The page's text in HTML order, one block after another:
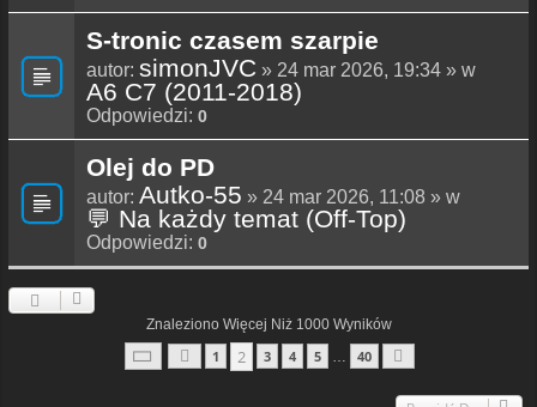
S-tronic czasem szarpie
autor: simonJVC » 24 mar 2026, 19:34 » w
A6 C7 (2011-2018)
Odpowiedzi: 0
Olej do PD
autor: Autko-55 » 24 mar 2026, 11:08 » w
💬 Na każdy temat (Off-Top)
Odpowiedzi: 0
Znaleziono Więcej Niż 1000 Wyników
Strona Z 40
Poprzednia
1 2 3 4 5 40